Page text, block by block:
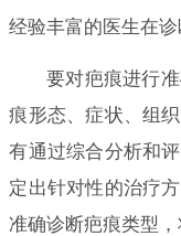
经验丰富的医生在
要对疤痕进行
痕形态、症状、组
有通过综合分析和
定出针对性的治疗
准确诊断疤痕类型，